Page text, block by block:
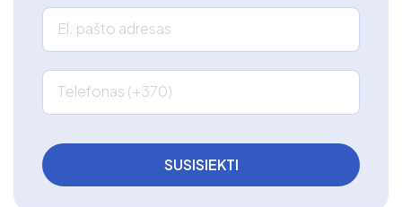
El. pašto adresas
Telefonas (+370)